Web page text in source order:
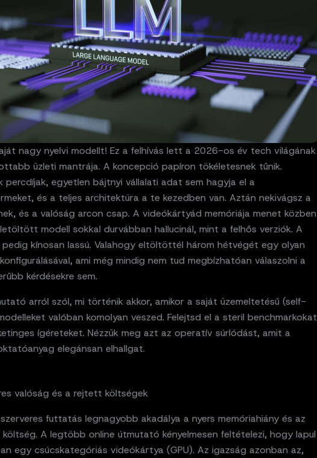
nagy nyelvi modellt! Ez a felhívás lett a 2026-os év tech világának
üzleti mantrája. A koncepció papíron tökéletesnek tűnik.
percdíjak, egyetlen bájtnyi vállalati adat sem hagyja el a
és a teljes architektúra a te kezedben van. Aztán nekivágsz a
és a valóság arcon csap. A videókártyád memóriája menet közben
modell sokkal durvábban hallucinál, mint a felhős verziók. A
pedig kínosan lassú. Valahogy eltöltöttél három hétvégét egy olyan
ami még mindig nem tud megbízhatóan válaszolni a
kérdésekre sem.
arról szól, mi történik akkor, amikor a saját üzemeltetésű (self-
valóban komolyan veszed. Felejtsd el a steril benchmarkokat
ígéreteket. Nézzük meg azt az operatív súrlódást, amit a
elegánsan elhallgat.
valóság és a rejtett költségek
futtatás legnagyobb akadálya a nyers memóriahiány és az
költség. A legtöbb online útmutató kényelmesen feltételezi, hogy lapul
egy csúcskategóriás videókártya (GPU). Az igazság azonban az,